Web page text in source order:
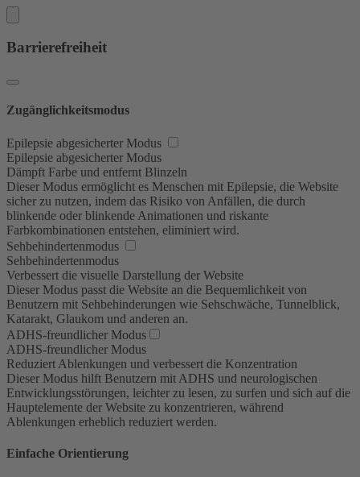
Barrierefreiheit
Zugänglichkeitsmodus
Epilepsie abgesicherter Modus
Epilepsie abgesicherter Modus
Dämpft Farbe und entfernt Blinzeln
Dieser Modus ermöglicht es Menschen mit Epilepsie, die Website
sicher zu nutzen, indem das Risiko von Anfällen, die durch
blinkende oder blinkende Animationen und riskante
Farbkombinationen entstehen, eliminiert wird.
Sehbehindertenmodus
Sehbehindertenmodus
Verbessert die visuelle Darstellung der Website
Dieser Modus passt die Website an die Bequemlichkeit von
Benutzern mit Sehbehinderungen wie Sehschwäche, Tunnelblick,
Katarakt, Glaukom und anderen an.
ADHS-freundlicher Modus
ADHS-freundlicher Modus
Reduziert Ablenkungen und verbessert die Konzentration
Dieser Modus hilft Benutzern mit ADHS und neurologischen
Entwicklungsstörungen, leichter zu lesen, zu surfen und sich auf die
Hauptelemente der Website zu konzentrieren, während
Ablenkungen erheblich reduziert werden.
Einfache Orientierung